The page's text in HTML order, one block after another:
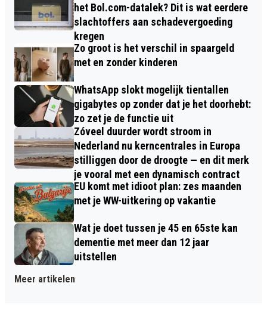
het Bol.com-datalek? Dit is wat eerdere
slachtoffers aan schadevergoeding
kregen
Zo groot is het verschil in spaargeld
met en zonder kinderen
WhatsApp slokt mogelijk tientallen
gigabytes op zonder dat je het doorhebt:
zo zet je de functie uit
Zóveel duurder wordt stroom in
Nederland nu kerncentrales in Europa
stilliggen door de droogte — en dit merk
je vooral met een dynamisch contract
EU komt met idioot plan: zes maanden
met je WW-uitkering op vakantie
Wat je doet tussen je 45 en 65ste kan
dementie met meer dan 12 jaar
uitstellen
Meer artikelen